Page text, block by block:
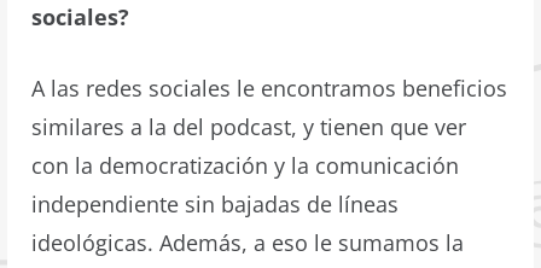
sociales?
A las redes sociales le encontramos beneficios
similares a la del podcast, y tienen que ver
con la democratización y la comunicación
independiente sin bajadas de líneas
ideológicas. Además, a eso le sumamos la